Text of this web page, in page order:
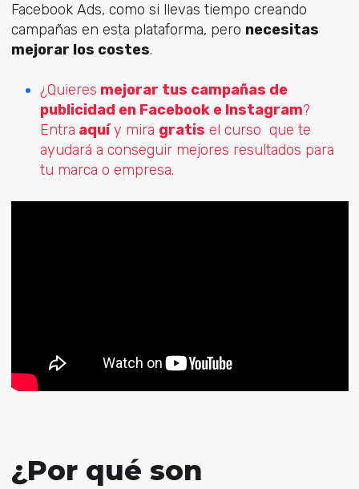
Facebook Ads, como si llevas tiempo creando
campañas en esta plataforma, pero necesitas
mejorar los costes.
¿Quieres mejorar tus campañas de
publicidad en Facebook e Instagram?
Entra aquíy mira gratis el curso que te
ayudará a conseguir mejores resultados para
tu marca o empresa.
¿Por qué son